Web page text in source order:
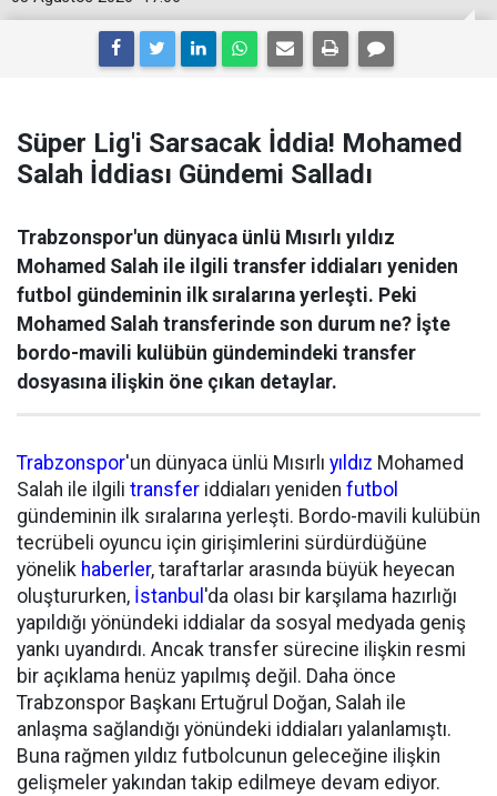
Süper Lig'i Sarsacak İddia! Mohamed
Salah İddiası Gündemi Salladı
Trabzonspor'un dünyaca ünlü Mısırlı yıldız
Mohamed Salah ile ilgili transfer iddiaları yeniden
futbol gündeminin ilk sıralarına yerleşti. Peki
Mohamed Salah transferinde son durum ne? İşte
bordo-mavili kulübün gündemindeki transfer
dosyasına ilişkin öne çıkan detaylar.
Trabzonspor'un dünyaca ünlü Mısırlı yıldız Mohamed
Salah ile ilgili transfer iddiaları yeniden futbol
gündeminin ilk sıralarına yerleşti. Bordo-mavili kulübün
tecrübeli oyuncu için girişimlerini sürdürdüğüne
yönelik haberler, taraftarlar arasında büyük heyecan
oluştururken, İstanbul 'da olası bir karşılama hazırlığı
yapıldığı yönündeki iddialar da sosyal medyada geniş
yankı uyandırdı. Ancak transfer sürecine ilişkin resmi
bir açıklama henüz yapılmış değil. Daha önce
Trabzonspor Başkanı Ertuğrul Doğan, Salah ile
anlaşma sağlandığı yönündeki iddiaları yalanlamıştı.
Buna rağmen yıldız futbolcunun geleceğine ilişkin
gelişmeler yakından takip edilmeye devam ediyor.